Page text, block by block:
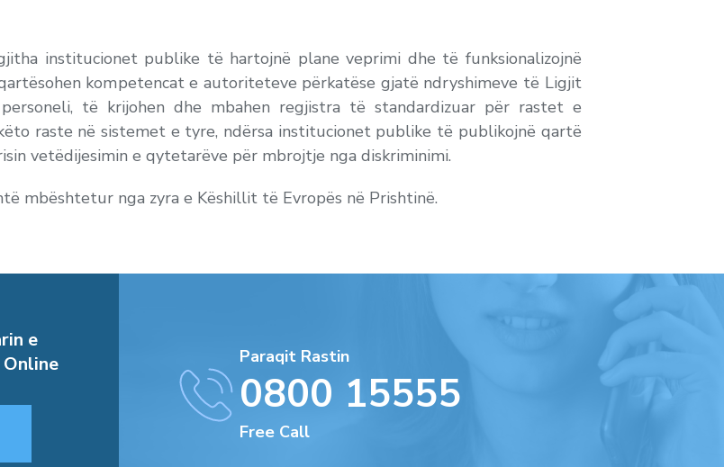
institucionet publike të hartojnë plane veprimi dhe të funksionalizojnë
kompetencat e autoriteteve përkatëse gjatë ndryshimeve të Ligjit
të krijohen dhe mbahen regjistra të standardizuar për rastet e
raste në sistemet e tyre, ndërsa institucionet publike të publikojnë qartë
vetëdijesimin e qytetarëve për mbrojtje nga diskriminimi.
mbështetur nga zyra e Këshillit të Evropës në Prishtinë.
e
Paraqit Rastin
0800 15555
Free Call